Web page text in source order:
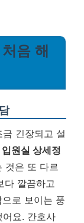
음 해
긴장되고 설
원실 상세정
것은 또 다르
다 깔끔하고
로 보이는 풍
요. 간호사